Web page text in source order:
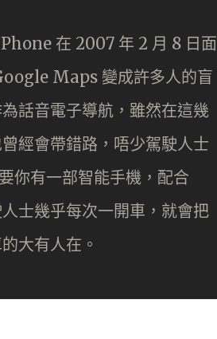
在 2007 年 2 月 8 日面
Maps 變成許多人的盲
話音電子導航，雖然在這幾
經會帶錯路，唔少駕駛人士
你有一部智能手機，配合
士幾乎每次一開車，就會把
大有人在。